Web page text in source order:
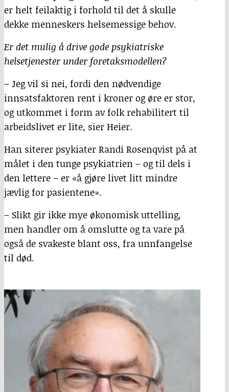
er helt feilaktig i forhold til det å skulle
dekke menneskers helsemessige behov.
Er det mulig å drive gode psykiatriske
helsetjenester under foretaksmodellen?
– Jeg vil si nei, fordi den nødvendige
innsatsfaktoren rent i kroner og øre er stor,
og utkommet i form av folk rehabilitert til
arbeidslivet er lite, sier Heier.
Han siterer psykiater Randi Rosenqvist på at
målet i den tunge psykiatrien – og til dels i
den lettere – er «å gjøre livet litt mindre
jævlig for pasientene».
– Slikt gir ikke mye økonomisk uttelling,
men handler om å omslutte og ta vare på
også de svakeste blant oss, fra unnfangelse
til død.